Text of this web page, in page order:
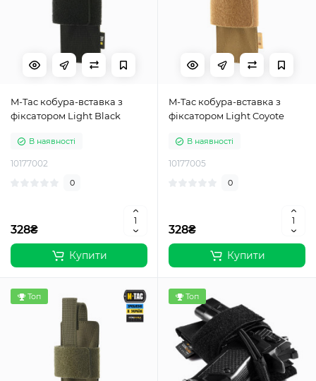
M-Tac кобура-вставка з
фіксатором Light Black
В наявності
10177002
0
328₴
Купити
M-Tac кобура-вставка з
фіксатором Light Coyote
В наявності
10177005
0
328₴
Купити
Топ Топ